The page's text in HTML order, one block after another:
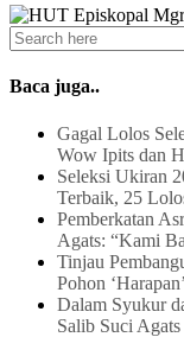
Baca juga..
Gagal Lolos
Wow Ipits dan
Seleksi Ukiran
Terbaik, 25
Pemberkatan
Agats: “Kami
Tinjau
Pohon ‘Harapan’
Dalam Syukur
Salib Suci